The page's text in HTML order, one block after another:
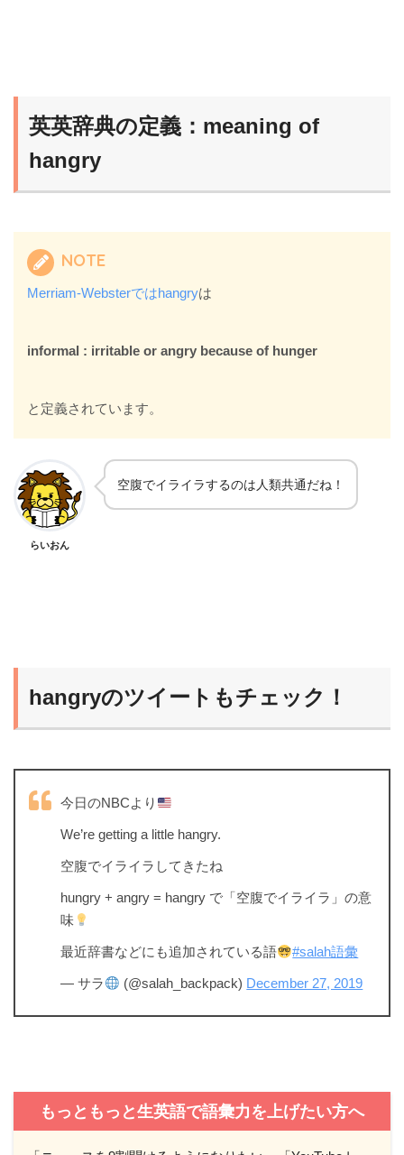
英英辞典の定義：meaning of
hangry
NOTE
Merriam-Websterではhangryは
informal : irritable or angry because of hunger
と定義されています。
らいおん
空腹でイライラするのは人類共通だね！
hangryのツイートもチェック！
今日のNBCより
We’re getting a little hangry.
空腹でイライラしてきたね
hungry + angry = hangry で「空腹でイライラ」の意
味
最近辞書などにも追加されている語 #salah語彙
— サラ (@salah_backpack) December 27, 2019
もっともっと生英語で語彙力を上げたい方へ